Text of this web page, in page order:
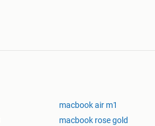
macbook air m1
macbook rose gold